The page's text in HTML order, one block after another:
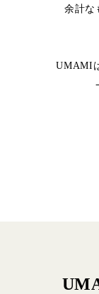
余計な
UMAMI